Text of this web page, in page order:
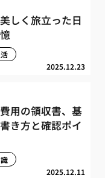
しく旅立った日
2025.12.23
用の領収書、基
き方と確認ポイ
2025.12.11